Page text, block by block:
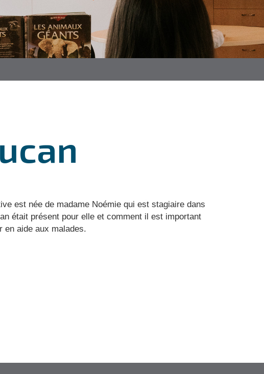
est née de madame Noémie qui est stagiaire dans
était présent pour elle et comment il est important
en aide aux malades.